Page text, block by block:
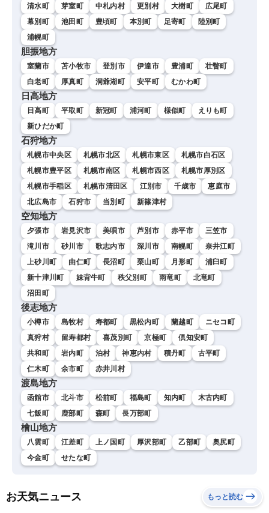
清水町 芽室町 中札内村 更別村 大樹町
広尾町
幕別町
池田町 豊頃町 本別町 足寄町
陸別町
浦幌町
胆振地方
室蘭市 苫小牧市 登別市 伊達市 豊浦町
壮瞥町
白老町
厚真町 洞爺湖町 安平町 むかわ町
日高地方
日高町 平取町 新冠町 浦河町 様似町
えりも町
新ひだか町
石狩地方
札幌市中央区 札幌市北区 札幌市東区
札幌市白石区
札幌市豊平区
札幌市南区 札幌市西区
札幌市厚別区
札幌市手稲区
札幌市清田区 江別市 千歳市
恵庭市
北広島市
石狩市 当別町 新篠津村
空知地方
夕張市 岩見沢市 美唄市 芦別市 赤平市
三笠市
滝川市
砂川市 歌志内市 深川市 南幌町
奈井江町
上砂川町
由仁町 長沼町 栗山町 月形町
浦臼町
新十津川町
妹背牛町 秩父別町 雨竜町
北竜町
沼田町
後志地方
小樽市 島牧村 寿都町 黒松内町 蘭越町
ニセコ町
真狩村
留寿都村 喜茂別町 京極町
倶知安町
共和町
岩内町 泊村 神恵内村 積丹町
古平町
仁木町
余市町 赤井川村
渡島地方
函館市 北斗市 松前町 福島町 知内町
木古内町
七飯町
鹿部町 森町 長万部町
檜山地方
八雲町 江差町 上ノ国町 厚沢部町 乙部町
奥尻町
今金町
せたな町
お天気ニュース もっと読む